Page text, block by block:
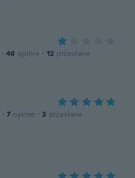
· 46 opinie · 12 przesłane
· 7 opinie · 3 przesłane